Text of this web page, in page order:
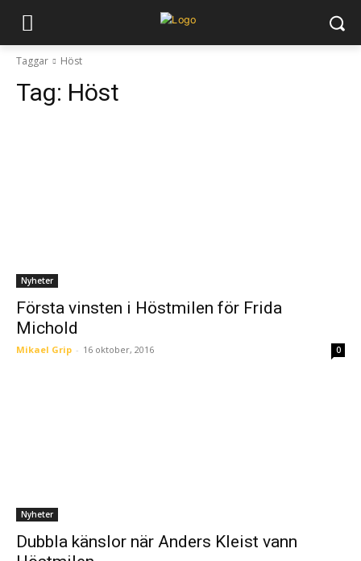
Taggar Höst
Tag: Höst
Nyheter
Första vinsten i Höstmilen för Frida
Michold
Mikael Grip - 16 oktober, 2016 0
Nyheter
Dubbla känslor när Anders Kleist vann